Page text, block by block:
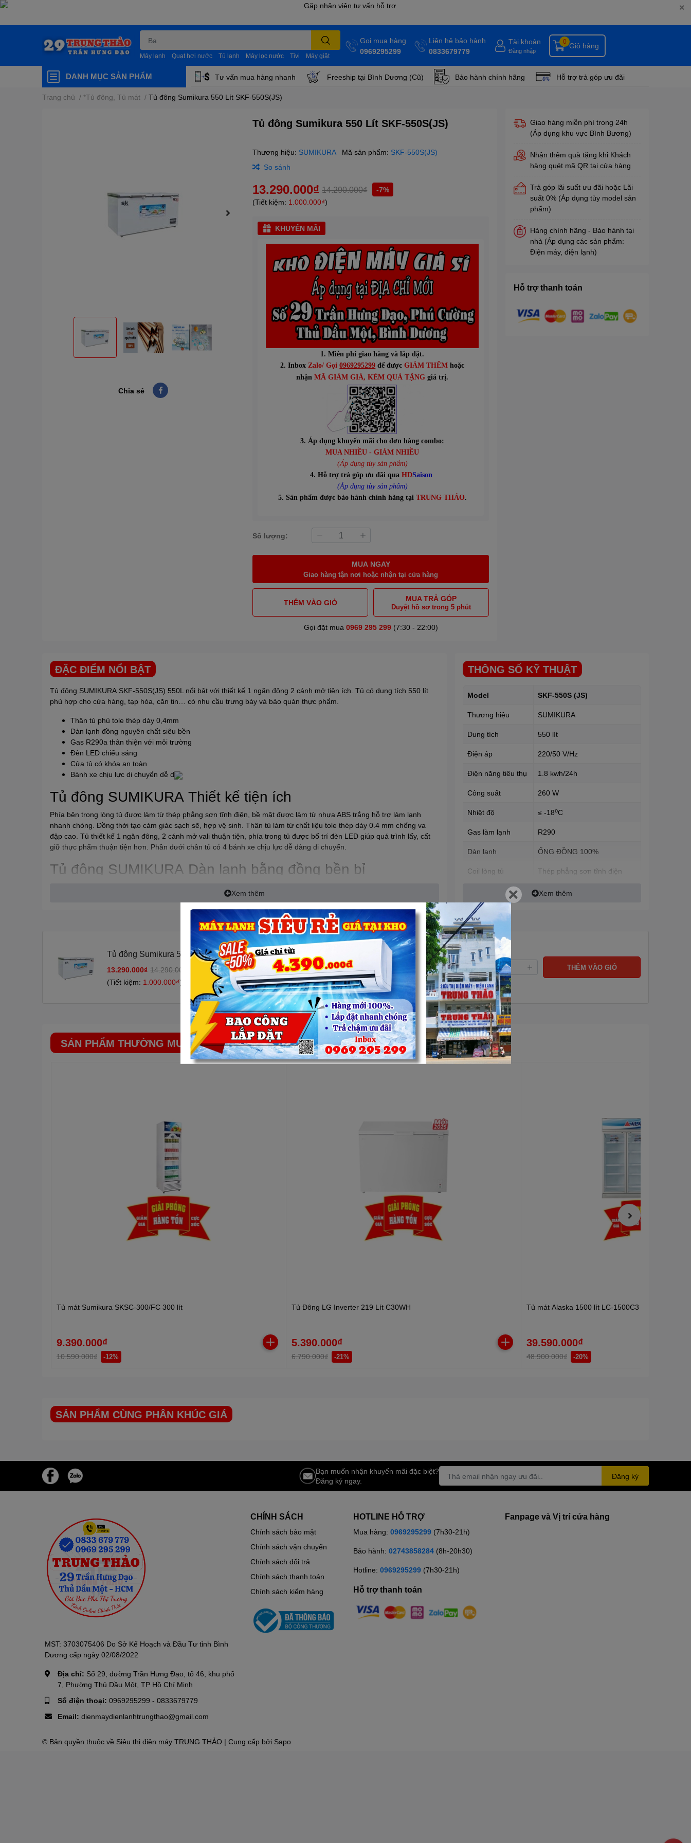
✕
Máy lạnh Quạt hơi nước Tủ lạnh Máy lọc nước Tivi Máy giặt
Gọi mua hàng
0969295299
Liên hệ bảo hành
0833679779
Tài khoản
Đăng nhập
Giỏ hàng
0
DANH MỤC SẢN PHẨM Tư vấn mua hàng nhanh Freeship tại Bình Dương (Cũ) Bảo hành chính hãng Hỗ trợ trả góp ưu đãi
Trang chủ / *Tủ đông, Tủ mát / Tủ đông Sumikura 550 Lít SKF-550S(JS)
Chia sẻ
Tủ đông Sumikura 550 Lít SKF-550S(JS)
Thương hiệu: SUMIKURA Mã sản phẩm: SKF-550S(JS)
So sánh
13.290.000₫ 14.290.000₫
-7%
(Tiết kiệm: 1.000.000₫)
KHUYẾN MÃI
1. Miễn phí giao hàng và lắp đặt.
2. InboxZalo/ Gọi0969295299 để đượcGIẢM THÊM hoặc
nhận MÃ GIẢM GIÁ, KÈM QUÀ TẶNG giá trị.
3. Áp dụng khuyến mãi cho đơn hàng combo:
MUA NHIỀU - GIẢM NHIỀU
(Áp dụng tùy sản phẩm)
4. Hỗ trợ trả góp ưu đãi quaHDSaison
(Áp dụng tùy sản phẩm)
5. Sản phẩm được bảo hành chính hãng tại TRUNG THẢO.
Số lượng:
MUA NGAY
Giao hàng tận nơi hoặc nhận tại cửa hàng
THÊM VÀO GIỎ MUA TRẢ GÓP
Duyệt hồ sơ trong 5 phút
Gọi đặt mua 0969 295 299(7:30 - 22:00)
Giao hàng miễn phí trong 24h
(Áp dụng khu vực Bình Bương)
Nhận thêm quà tặng khi Khách
hàng quét mã QR tại cửa hàng
Trả góp lãi suất ưu đãi hoặc Lãi
suất 0% (Áp dụng tùy model sản
phẩm)
Hàng chính hãng - Bảo hành tại
nhà (Áp dụng các sản phẩm:
Điện máy, điện lạnh)
Hỗ trợ thanh toán
ĐẶC ĐIỂM NỔI BẬT
Tủ đông SUMIKURA SKF-550S(JS) 550L nổi bật với thiết kế 1 ngăn đông 2 cánh mở tiện ích. Tủ có dung tích 550 lít
phù hợp cho cửa hàng, tạp hóa, căn tin… có nhu cầu trưng bày và bảo quản thực phẩm.
Thân tủ phủ tole thép dày 0,4mm
Dàn lạnh đồng nguyên chất siêu bền
Gas R290a thân thiện với môi trường
Đèn LED chiếu sáng
Cửa tủ có khóa an toàn
Bánh xe chịu lực di chuyển dễ d
Tủ đông SUMIKURA Thiết kế tiện ích
Phía bên trong lòng tủ được làm từ thép phẳng sơn tĩnh điện, bề mặt được làm từ nhựa ABS trắng hỗ trợ làm lạnh
nhanh chóng. Đồng thời tạo cảm giác sạch sẽ, hợp vệ sinh. Thân tủ làm từ chất liệu tole thép dày 0.4 mm chống va
đập cao. Tủ thiết kế 1 ngăn đông, 2 cánh mở vali thuận tiện, phía trong tủ được bố trí đèn LED giúp quá trình lấy, cất
giữ thực phẩm thuận tiện hơn. Phần dưới chân tủ có 4 bánh xe chịu lực dễ dàng di chuyển.
Tủ đông SUMIKURA Dàn lạnh bằng đồng bền bỉ
thấp còn được duy trì lâu hơn, ổn định. Bạn có thể hoàn toàn yên tâm khi bảo quản các loại thực phẩm như hải sản,
Sử dụng Gas R290 thân thiện với môi
trường
Tủ sử dụng gas R290 được đánh giá là loại gas nhiên liệu xanh, tiết kiệm điện, an toàn với môi trường – sức khỏe cho
người thân trong gia đình bạn.
Công nghệ kháng khuẩn khử mùi Ag+
sở hữu Công nghệ kháng khuẩn khử mùi Ag+ giúp ngăn chặn 99%vi khuẩn, nấm mốc gây mùi
bám vào thực phẩm.
Xem thêm
THÔNG SỐ KỸ THUẬT
Model SKF-550S (JS)
Thương hiệu SUMIKURA
Dung tích 550 lít
Điện áp 220/50 V/Hz
Điện năng tiêu thụ 1.8 kwh/24h
Công suất 260 W
Nhiệt độ ≤ -18oC
Gas làm lạnh R290
Dàn lạnh ỐNG ĐỒNG 100%
Coil lòng tủ Thép phẳng sơn tĩnh điện
Thermostat chỉnh
nhiệt độ
Mechanical
Màu sắc thân tủ
Màu sắc viền tủ
Độ dày lớp tôn vỏ
máy
Kích thước máy (D
x R x C)
Trọng lượng máy,
đóng gói
Xuất xứ
Xem thêm
Tủ đông Sumikura 550 Lít SKF-550S(JS)
13.290.000₫ 14.290.000₫
-7%
(Tiết kiệm: 1.000.000₫)
Số lượng: THÊM VÀO GIỎ
SẢN PHẨM THƯỜNG MUA CÙNG
Tủ mát Sumikura SKSC-300/FC 300 lít
9.390.000₫
10.590.000₫ -12%
Tủ Đông LG Inverter 219 Lít C30WH
5.390.000₫
6.790.000₫ -21%
Tủ mát Alaska 1500 lít LC-1500C3
39.590.000₫
48.900.000₫ -20%
SẢN PHẨM CÙNG PHÂN KHÚC GIÁ
Bạn muốn nhận khuyến mãi đặc biệt?
Đăng ký ngay.
Đăng ký
MST: 3703075406 Do Sở Kế Hoạch và Đầu Tư tỉnh Bình
Dương cấp ngày 02/08/2022
Địa chỉ: Số 29, đường Trần Hưng Đạo, tổ 46, khu phố
7, Phường Thủ Dầu Một, TP Hồ Chí Minh
Số điện thoại: 0969295299 - 0833679779
Email: dienmaydienlanhtrungthao@gmail.com
CHÍNH SÁCH
Chính sách bảo mật
Chính sách vận chuyển
Chính sách đổi trả
Chính sách thanh toán
Chính sách kiểm hàng
HOTLINE HỖ TRỢ
Mua hàng: 0969295299 (7h30-21h)
Bảo hành: 02743858284 (8h-20h30)
Hotline: 0969295299 (7h30-21h)
Hỗ trợ thanh toán
Fanpage và Vị trí cửa hàng
© Bản quyền thuộc về Siêu thị điện máy TRUNG THẢO | Cung cấp bởi Sapo